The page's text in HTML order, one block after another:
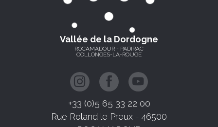
Vallée de la Dordogne
ROCAMADOUR - PADIRAC
COLLONGES-LA-ROUGE
+33 (0)5 65 33 22 00
Rue Roland le Preux - 46500